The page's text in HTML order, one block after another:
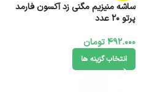
ساشه منیزیم مگنی زد آکسون فارمد
پرتو 20 عدد
492.000تومان
انتخاب گزینه ها